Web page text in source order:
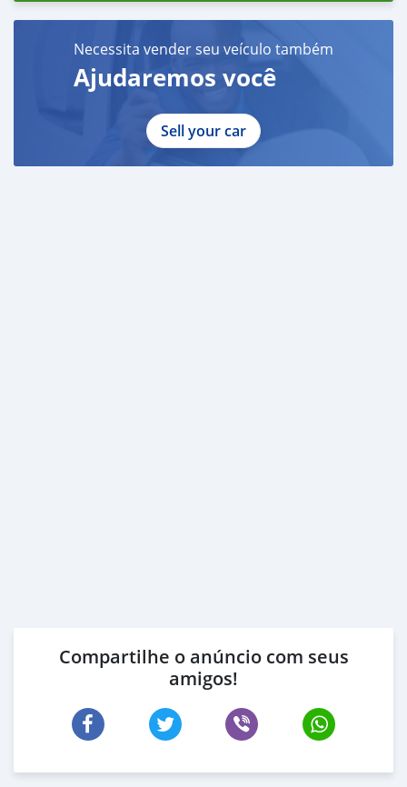
Necessita vender seu veículo também
Ajudaremos você
Sell your car
Compartilhe o anúncio com seus
amigos!